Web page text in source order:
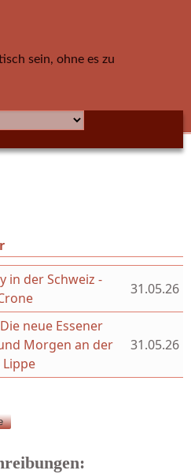
sein, ohne es zu
Reiter)
in der Schweiz -
31.05.26
neue Essener
Morgen an der
Lippe
31.05.26